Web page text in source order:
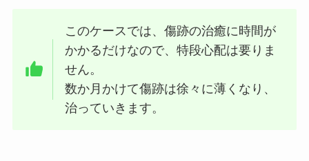
このケースでは、傷跡の治癒に時間が
かかるだけなので、特段心配は要りま
せん。
数か月かけて傷跡は徐々に薄くなり、
治っていきます。